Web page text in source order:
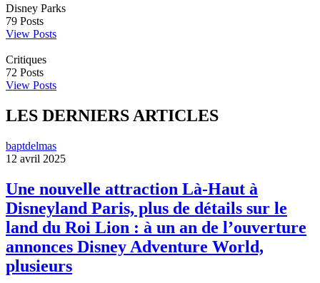
Disney Parks
79 Posts
View Posts
Critiques
72 Posts
View Posts
LES DERNIERS ARTICLES
baptdelmas
12 avril 2025
Une nouvelle attraction Là-Haut à
Disneyland Paris, plus de détails sur le
land du Roi Lion : à un an de l’ouverture
annonces Disney Adventure World,
plusieurs